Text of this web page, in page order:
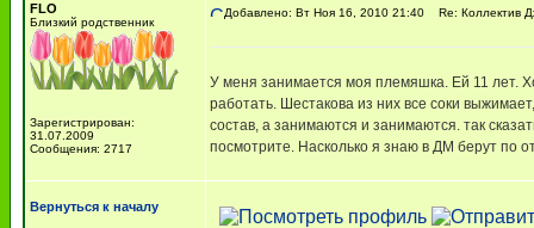
FLO
Близкий родственник
Зарегистрирован:
31.07.2009
Сообщения: 2717
Добавлено: Вт Ноя 16, 2010 21:40 Re: Коллектив
У меня занимается моя племяшка. Ей 11 лет.
работать. Шестакова из них все соки
состав, а занимаются и занимаются. так
посмотрите. Насколько я знаю в ДМ берут по
Вернуться к началу